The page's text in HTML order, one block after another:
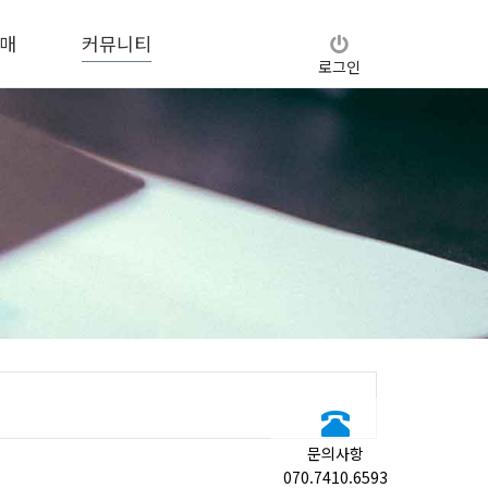
문의사항
070.7410.6593
커뮤니티
로그인